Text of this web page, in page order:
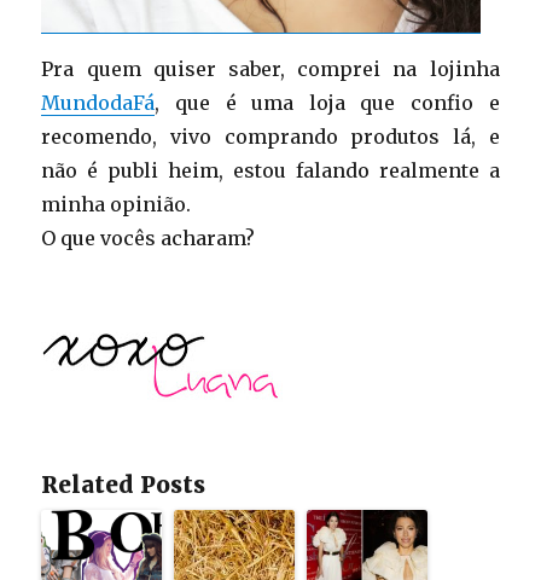
Pra quem quiser saber, comprei na lojinha
MundodaFá, que é uma loja que confio e
recomendo, vivo comprando produtos lá, e
não é publi heim, estou falando realmente a
minha opinião.
O que vocês acharam?
Related Posts